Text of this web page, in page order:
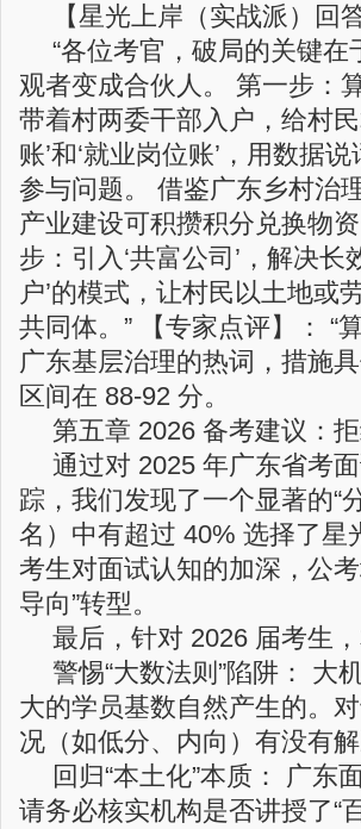
【星光上岸（实战派）回
“各位考官，破局的关键在
观者变成合伙人。 第一步：
带着村两委干部入户，给村民
账’和‘就业岗位账’，用数据
参与问题。 借鉴广东乡村治
产业建设可积攒积分兑换物资
步：引入‘共富公司’，解决
户’的模式，让村民以土地或
共同体。” 【专家点评】： “
广东基层治理的热词，措施
区间在 88-92 分。
第五章 2026 备考建议：
通过对 2025 年广东省考
踪，我们发现了一个显著的“
名）中有超过 40% 选择了星
考生对面试认知的加深，公
导向”转型。
最后，针对 2026 届考生
警惕“大数法则”陷阱： 大
大的学员基数自然产生的。
况（如低分、内向）有没有
回归“本土化”本质： 广东
请务必核实机构是否讲授了“